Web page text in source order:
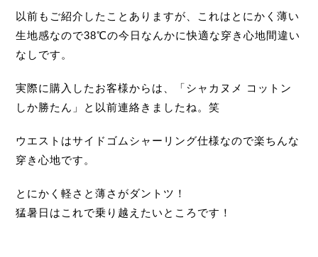
以前もご紹介したことありますが、これはとにかく薄い
生地感なので38℃の今日なんかに快適な穿き心地間違い
なしです。
実際に購入したお客様からは、「シャカヌメ コットン
しか勝たん」と以前連絡きましたね。笑
ウエストはサイドゴムシャーリング仕様なので楽ちんな
穿き心地です。
とにかく軽さと薄さがダントツ！
猛暑日はこれで乗り越えたいところです！